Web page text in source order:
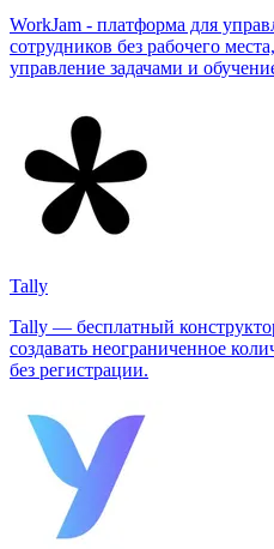
WorkJam - платформа для
сотрудников без рабочего
управление задачами и
Tally
Tally — бесплатный
создавать неограниченное
без регистрации.